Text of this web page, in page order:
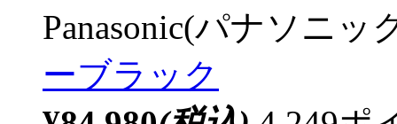
Panasonic(パナソニッ
ーブラック